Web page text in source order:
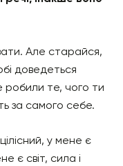
Але старайся,
доведеться
робили те, чого ти
за самого себе.
у мене є
є світ, сила і